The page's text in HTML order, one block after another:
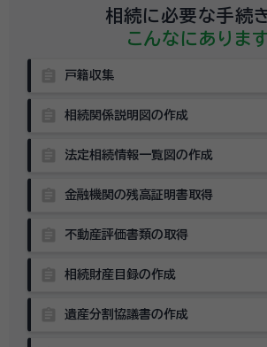
相続に必要な手続
こんなにありま
戸籍収集
相続関係説明図の作成
法定相続情報一覧図の作成
金融機関の残高証明書取得
不動産評価書類の取得
相続財産目録の作成
遺産分割協議書の作成